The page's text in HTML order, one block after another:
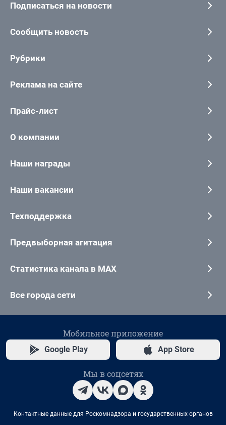
Подписаться на новости
Сообщить новость
Рубрики
Реклама на сайте
Прайс-лист
О компании
Наши награды
Наши вакансии
Техподдержка
Предвыборная агитация
Статистика канала в MAX
Все города сети
Мобильное приложение
Google Play App Store
Мы в соцсетях
Контактные данные для Роскомнадзора и государственных органов